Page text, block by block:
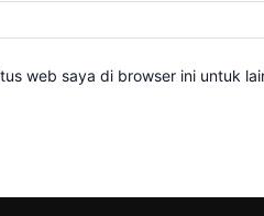
web saya di browser ini untuk